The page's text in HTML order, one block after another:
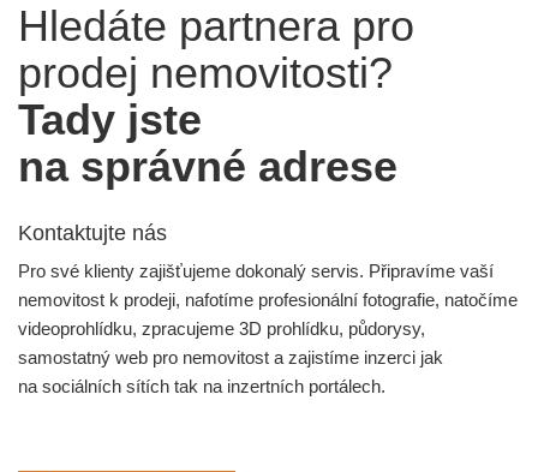
Hledáte partnera pro
prodej nemovitosti?
Tady jste
na správné adrese
Kontaktujte nás
Pro své klienty zajišťujeme dokonalý servis. Připravíme vaší
nemovitost k prodeji, nafotíme profesionální fotografie, natočíme
videoprohlídku, zpracujeme 3D prohlídku, půdorysy,
samostatný web pro nemovitost a zajistíme inzerci jak
na sociálních sítích tak na inzertních portálech.